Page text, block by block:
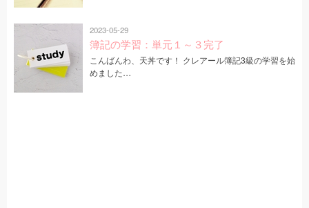
2023-05-29
簿記の学習：単元１～３完了
こんばんわ、天丼です！ クレアール簿記3級の学習を始
めました…